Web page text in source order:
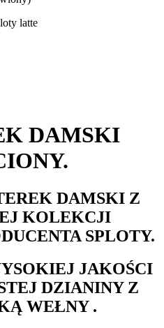
latte
DAMSKI
DAMSKI Z
KOLEKCJI
SPLOTY.
JAKOŚCI
DZIANINY Z
WEŁNY .